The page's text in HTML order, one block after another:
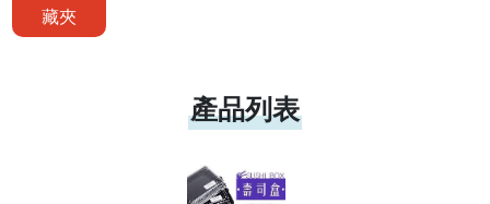
藏夾
產品列表